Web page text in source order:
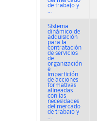
de trabajo y
...
Sistema
dinámico de
adquisición
para la
contratación
de servicios
de
organización
e
impartición
de acciones
formativas
alineadas
con las
necesidades
del mercado
de trabajo y
...